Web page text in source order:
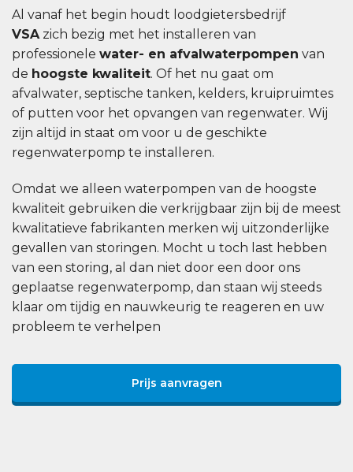
Al vanaf het begin houdt loodgietersbedrijf
VSAzich bezig met het installeren van
professionele water- en afvalwaterpompen van
de hoogste kwaliteit. Of het nu gaat om
afvalwater, septische tanken, kelders, kruipruimtes
of putten voor het opvangen van regenwater. Wij
zijn altijd in staat om voor u de geschikte
regenwaterpomp te installeren.
Omdat we alleen waterpompen van de hoogste
kwaliteit gebruiken die verkrijgbaar zijn bij de meest
kwalitatieve fabrikanten merken wij uitzonderlijke
gevallen van storingen. Mocht u toch last hebben
van een storing, al dan niet door een door ons
geplaatse regenwaterpomp, dan staan ​​wij steeds
klaar om tijdig en nauwkeurig te reageren en uw
probleem te verhelpen
Prijs aanvragen